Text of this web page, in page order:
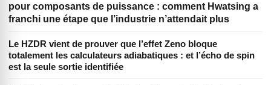
pour composants de puissance : comment Hwatsing a
franchi une étape que l’industrie n’attendait plus
Le HZDR vient de prouver que l’effet Zeno bloque
totalement les calculateurs adiabatiques : et l’écho de spin
est la seule sortie identifiée